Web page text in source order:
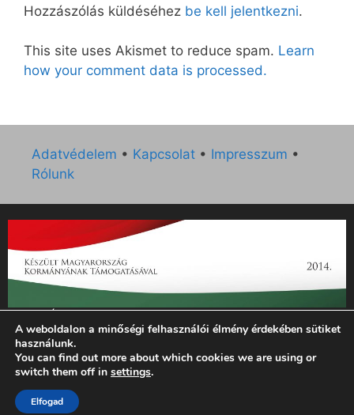
Hozzászólás küldéséhez be kell jelentkezni.
This site uses Akismet to reduce spam. Learn
how your comment data is processed.
Adatvédelem • Kapcsolat • Impresszum •
Rólunk
„Az Új Ember katolikus hetilap 2014. évi működésének
támogatását az EGYH-KCP-14-P-0121 sz. támogatási
szerződés keretében 3 000 000 Ft összegben támogatta az
Emberi Erőforrások Minisztériuma.”
© 2026 Magyar Kurír - Új Ember
A weboldalon a minőségi felhasználói élmény érdekében sütiket
használunk.
You can find out more about which cookies we are using or
switch them off in settings.
Elfogad